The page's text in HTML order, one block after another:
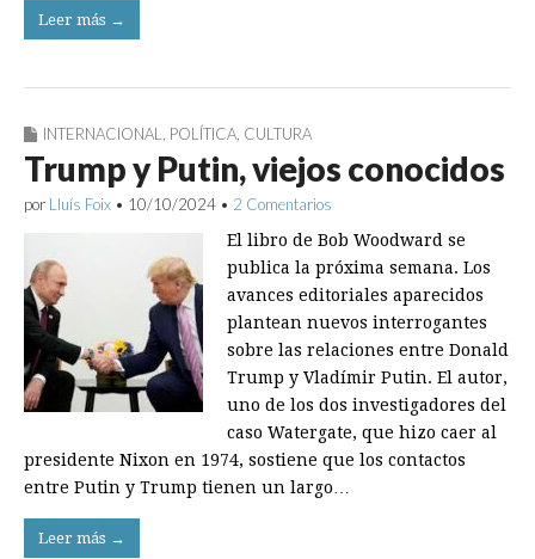
Leer más →
INTERNACIONAL POLÍTICA CULTURA
Trump y Putin, viejos conocidos
por Lluís Foix • 10/10/2024 • 2 Comentarios
El libro de Bob Wood­ward se
publica la próxima semana. Los
avances editoriales aparecidos
plantean nuevos interrogantes
sobre las relaciones entre Donald
Trump y Vladímir Putin. El autor,
uno de los dos investigadores del
caso Watergate, que hizo caer al
presidente Nixon en 1974, sostiene que los contactos
entre Putin y Trump tienen un largo…
Leer más →